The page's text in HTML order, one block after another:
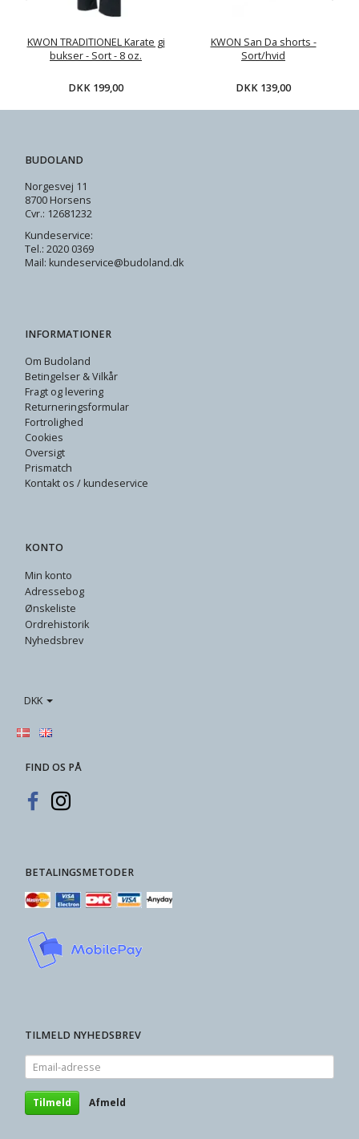
KWON TRADITIONEL Karate gi
bukser - Sort - 8 oz.
DKK 199,00
KWON San Da shorts -
Sort/hvid
DKK 139,00
BUDOLAND
Norgesvej 11
8700 Horsens
Cvr.: 12681232
Kundeservice:
Tel.: 2020 0369
Mail: kundeservice@budoland.dk
INFORMATIONER
Om Budoland
Betingelser & Vilkår
Fragt og levering
Returneringsformular
Fortrolighed
Cookies
Oversigt
Prismatch
Kontakt os / kundeservice
KONTO
Min konto
Adressebog
Ønskeliste
Ordrehistorik
Nyhedsbrev
DKK
FIND OS PÅ
BETALINGSMETODER
TILMELD NYHEDSBREV
Email-
adresse
Tilmeld Afmeld